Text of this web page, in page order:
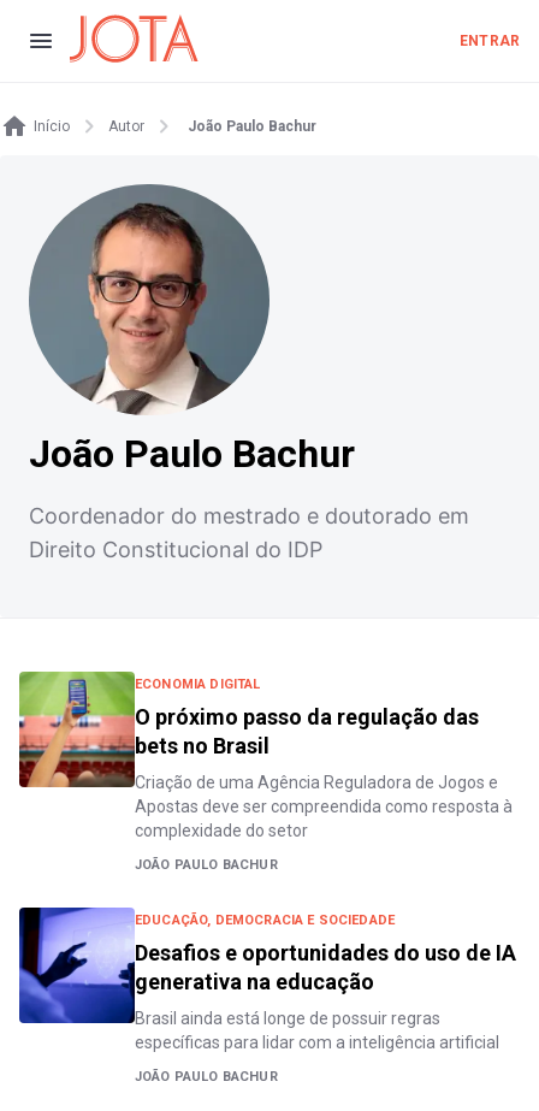
ENTRAR
Início Autor João Paulo Bachur
João Paulo Bachur
Coordenador do mestrado e doutorado em
Direito Constitucional do IDP
ECONOMIA DIGITAL
O próximo passo da regulação das
bets no Brasil
Criação de uma Agência Reguladora de Jogos e
Apostas deve ser compreendida como resposta à
complexidade do setor
JOÃO PAULO BACHUR
EDUCAÇÃO, DEMOCRACIA E SOCIEDADE
Desafios e oportunidades do uso de IA
generativa na educação
Brasil ainda está longe de possuir regras
específicas para lidar com a inteligência artificial
JOÃO PAULO BACHUR